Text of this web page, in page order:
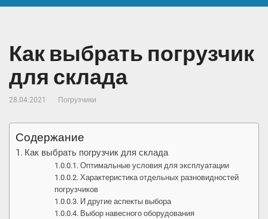
Как выбрать погрузчик
для склада
28.04.2021 Погрузчики
Содержание
Как выбрать погрузчик для склада
Оптимальные условия для эксплуатации
Характеристика отдельных разновидностей
погрузчиков
И другие аспекты выбора
Выбор навесного оборудования